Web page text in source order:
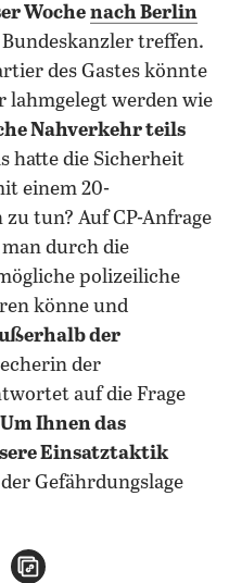
Woche nach Berlin
treffen.
des Gastes könnte
lahmgelegt werden wie
Nahverkehr teils
hatte die Sicherheit
einem 20-
tun? Auf CP-Anfrage
durch die
polizeiliche
könne und
der
der
auf die Frage
Um Ihnen das
Einsatztaktik
Gefährdungslage
teilen
per E-Mail teilen